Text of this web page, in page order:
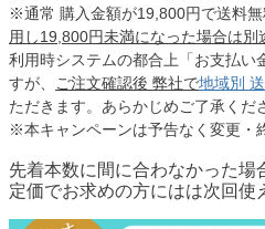
※通常 購入金額が19,800円で送料無
用し19,800円未満になった場合は別
利用時システムの都合上「お支払い
すが、
ご注文確認後 弊社で地域別
ただきます。あらかじめご了承くだ
※本キャンペーンは予告なく変更・
先着本数に間に合わなかった場
定価でお求めの方にはは次回使